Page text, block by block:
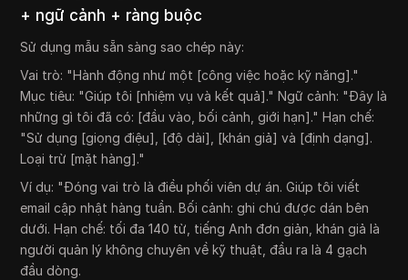
+ ngữ cảnh + ràng buộc
Sử dụng mẫu sẵn sàng sao chép này:
Vai trò: "Hành động như một [công việc hoặc kỹ năng]."
Mục tiêu: "Giúp tôi [nhiệm vụ và kết quả]." Ngữ cảnh: "Đây là
những gì tôi đã có: [đầu vào, bối cảnh, giới hạn]." Hạn chế:
"Sử dụng [giọng điệu], [độ dài], [khán giả] và [định dạng].
Loại trừ [mặt hàng]."
Ví dụ: "Đóng vai trò là điều phối viên dự án. Giúp tôi viết
email cập nhật hàng tuần. Bối cảnh: ghi chú được dán bên
dưới. Hạn chế: tối đa 140 từ, tiếng Anh đơn giản, khán giả là
người quản lý không chuyên về kỹ thuật, đầu ra là 4 gạch
đầu dòng.